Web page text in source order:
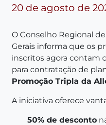
20 de agosto de
O Conselho Regional
Gerais informa que os
inscritos agora contam
para contratação de
Promoção Tripla da
A iniciativa oferece
50% de desconto